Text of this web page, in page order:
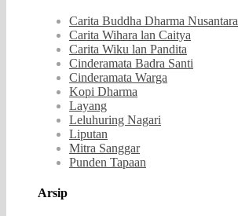
Carita Buddha Dharma Nusantara
Carita Wihara lan Caitya
Carita Wiku lan Pandita
Cinderamata Badra Santi
Cinderamata Warga
Kopi Dharma
Layang
Leluhuring Nagari
Liputan
Mitra Sanggar
Punden Tapaan
Arsip